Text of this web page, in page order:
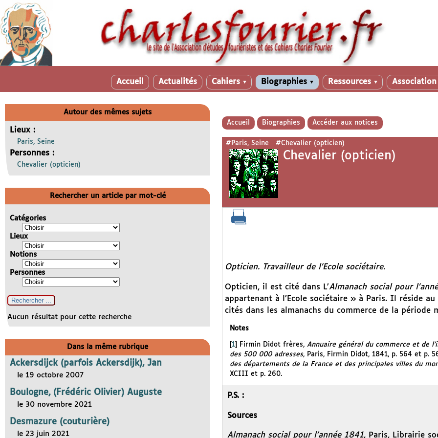
Accueil Actualités Cahiers ▼ Biographies ▼ Ressources ▼
Accueil Biographies Accéder aux notices
#Paris, Seine #Chevalier (opticien)
Chevalier (opticien)
Opticien. Travailleur de l’Ecole sociétaire.
Opticien, il est cité dans L’Almanach social pour
appartenant à l’Ecole sociétaire » à Paris. Il réside
cités dans les almanachs du commerce de la période
Notes
[1] Firmin Didot frères, Annuaire général du commerce et de
des 500 000 adresses, Paris, Firmin Didot, 1841, p. 564 et p.
des départements de la France et des principales villes du
XCIII et p. 260.
P.S. :
Sources
Almanach social pour l’année 1841, Paris, Librairie
Autour des mêmes sujets
Lieux :
Paris, Seine
Personnes :
Chevalier (opticien)
Rechercher un article par mot-clé
Catégories
Lieux
Notions
Personnes
Aucun résultat pour cette recherche
Dans la même rubrique
Ackersdijck (parfois Ackersdijk), Jan
le 19 octobre 2007
Boulogne, (Frédéric Olivier) Auguste
le 30 novembre 2021
Desmazure (couturière)
le 23 juin 2021